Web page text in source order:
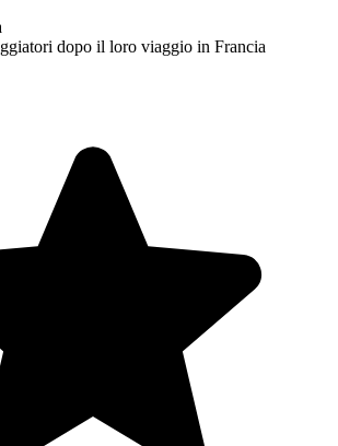
dopo il loro viaggio in Francia